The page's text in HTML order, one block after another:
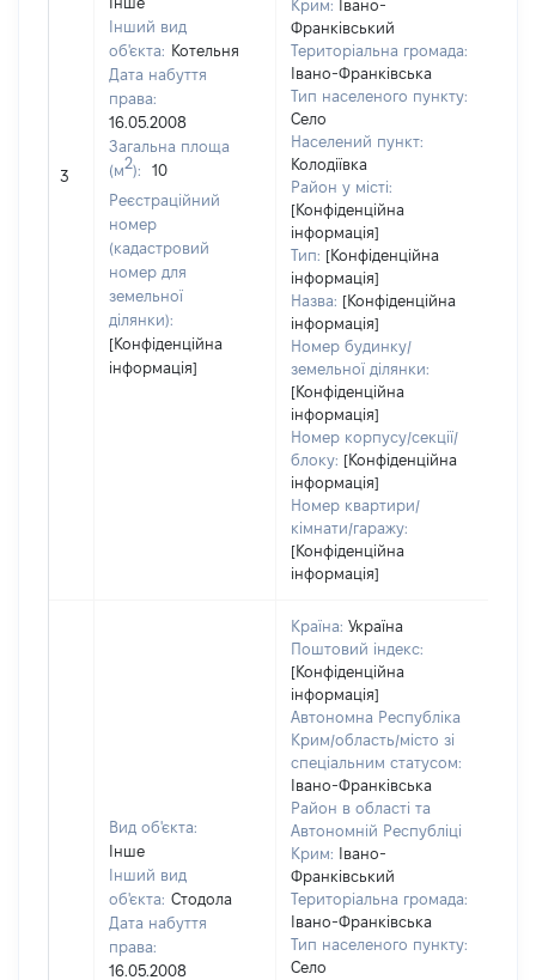
3
Інший вид
об'єкта: Котельня
Дата набуття
права:
16.05.2008
Загальна площа
(м2):
10
Реєстраційний
номер
(кадастровий
номер для
земельної
ділянки):
[Конфіденційна
інформація]
Крим:
Івано-
Франківський
Територіальна громада:
Івано-Франківська
Тип населеного пункту:
Село
Населений пункт:
Колодіївка
Район у місті:
[Конфіденційна
інформація]
Тип: [Конфіденційна
інформація]
Назва: [Конфіденційна
інформація]
Номер будинку/
земельної ділянки:
[Конфіденційна
інформація]
Номер корпусу/секції/
блоку: [Конфіденційна
інформація]
Номер квартири/
кімнати/гаражу:
[Конфіденційна
інформація]
Вид об'єкта:
Інше
Інший вид
об'єкта: Стодола
Дата набуття
права:
16.05.2008
Країна: Україна
Поштовий індекс:
[Конфіденційна
інформація]
Автономна Республіка
Крим/область/місто зі
спеціальним статусом:
Івано-Франківська
Район в області та
Автономній Республіці
Крим:
Івано-
Франківський
Територіальна громада:
Івано-Франківська
Тип населеного пункту:
Село